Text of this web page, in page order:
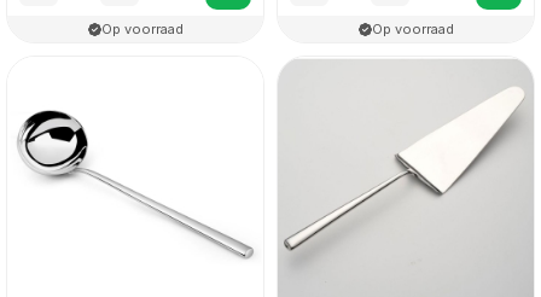
Op voorraad Op voorraad